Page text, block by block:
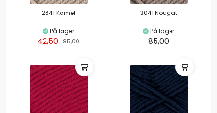
2641 Kamel
På lager
42,50 85,00
3041 Nougat
På lager
85,00